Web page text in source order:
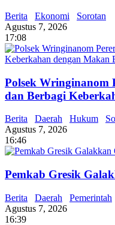
Berita Ekonomi
Sorotan
Agustus 7, 2026
17:08
Polsek Wringinanom
dan Berbagi
Berita Daerah Hukum
Agustus 7, 2026
16:46
Pemkab Gresik
Berita Daerah Pemerintah
Agustus 7, 2026
16:39